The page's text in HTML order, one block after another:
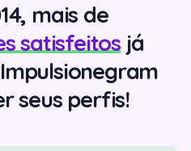
mais de
satisfeitos já
seus perfis!